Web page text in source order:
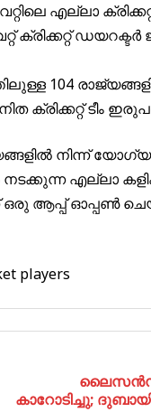
എല്ലാ
ക്രിക്കറ്റ്
104
ക്രിക്കറ്റ് ടീം
നിന്ന്
എല്ലാ
ഒരു ആപ്പ് ഓപ്പൺ
players
കാറോടിച്ചു;